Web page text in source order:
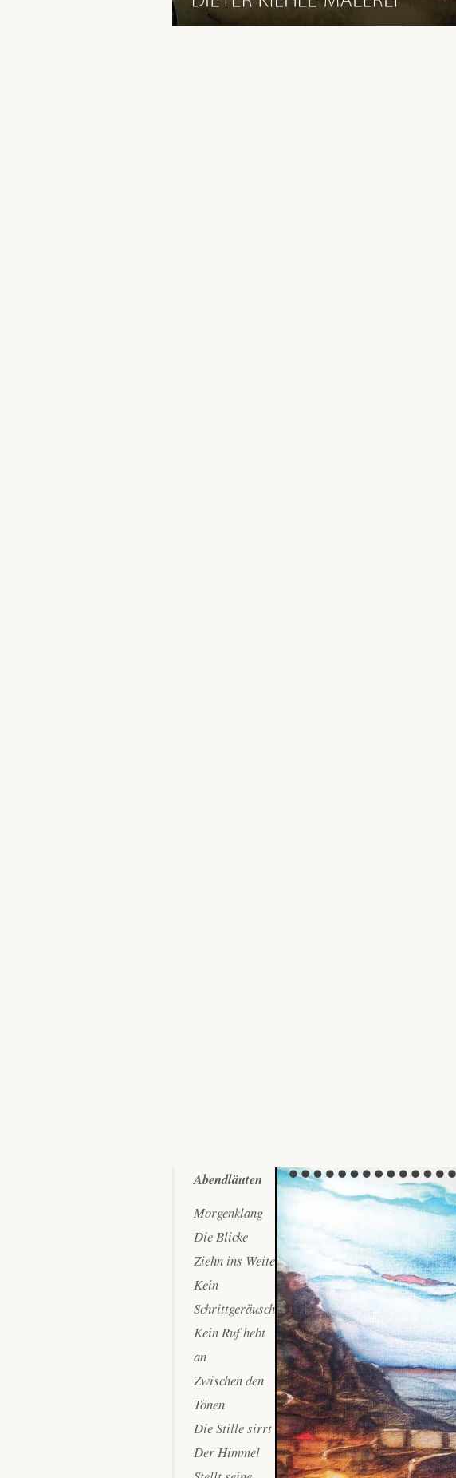
Abendläuten
Morgenklang
Die Blicke
Ziehn ins Weite
Kein
Schrittgeräusch
Kein Ruf hebt
an
Zwischen den
Tönen
Die Stille sirrt
Der Himmel